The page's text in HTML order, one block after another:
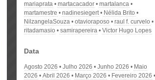
mariaprata
martacacador
martalanca
martamestre
nadinesiegert
Nélida Brito
NilzangelaSouza
otavioraposo
raul f. curvelo
ritadamasio
samirapereira Victor Hugo Lopes
Data
Agosto 2026 Julho 2026 Junho 2026
Maio
2026
Abril 2026 Março 2026
Fevereiro 2026